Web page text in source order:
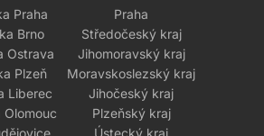
Praha
Brno
Ostrava
Plzeň
Liberec
Olomouc
Praha
Středočeský kraj
Jihomoravský kraj
Moravskoslezský kraj
Jihočeský kraj
Plzeňský kraj
Ústecký kraj